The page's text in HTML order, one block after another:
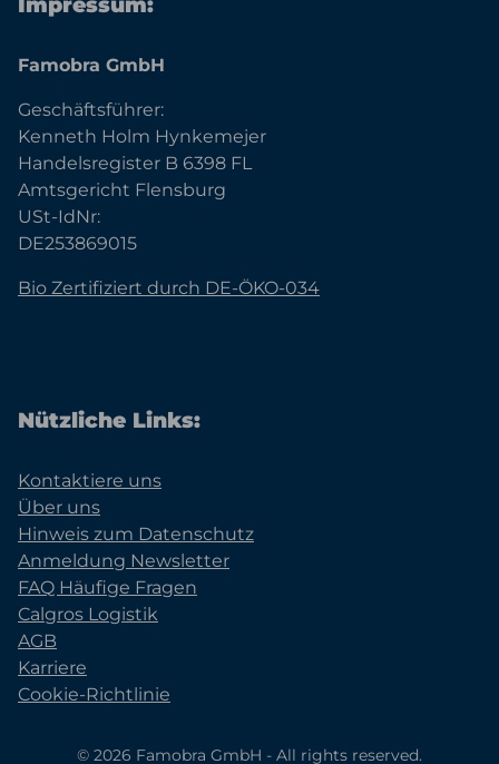
Famobra GmbH
Geschäftsführer:
Kenneth Holm Hynkemejer
Handelsregister B 6398 FL
Amtsgericht Flensburg
USt-IdNr:
DE253869015
Bio Zertifiziert durch DE-ÖKO-034
Nützliche Links:
Kontaktiere uns
Über uns
Hinweis zum Datenschutz
Anmeldung Newsletter
FAQ Häufige Fragen
Calgros Logistik
AGB
Karriere
Cookie-Richtlinie
© 2026 Famobra GmbH - All rights reserved.